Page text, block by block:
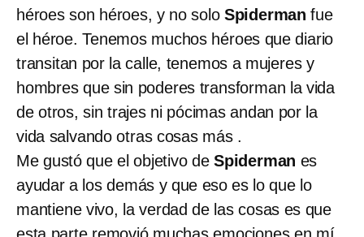
héroes son héroes, y no solo Spiderman fue
el héroe. Tenemos muchos héroes que diario
transitan por la calle, tenemos a mujeres y
hombres que sin poderes transforman la vida
de otros, sin trajes ni pócimas andan por la
vida salvando otras cosas más .
Me gustó que el objetivo de Spiderman es
ayudar a los demás y que eso es lo que lo
mantiene vivo, la verdad de las cosas es que